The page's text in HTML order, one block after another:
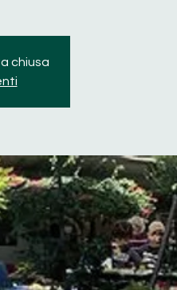
chiusa